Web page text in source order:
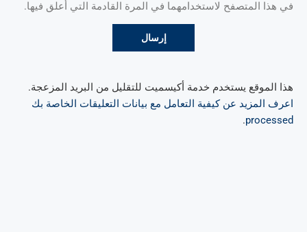
في هذا المتصفح لاستخدامهما في المرة القادمة التي أعلق فيها.
هذا الموقع يستخدم خدمة أكيسميت للتقليل من البريد المزعجة.
اعرف المزيد عن كيفية التعامل مع بيانات التعليقات الخاصة بك
processed
.